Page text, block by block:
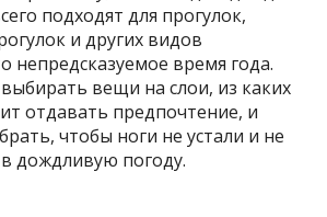
подходят для прогулок,
и других видов
непредсказуемое время года.
вещи на слои, из каких
отдавать предпочтение, и
чтобы ноги не устали и не
дождливую погоду.